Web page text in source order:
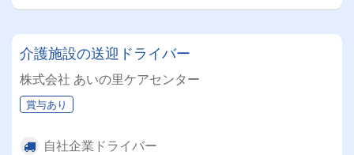
介護施設の送迎ドライバー
株式会社 あいの里ケアセンター
賞与あり
自社企業ドライバー